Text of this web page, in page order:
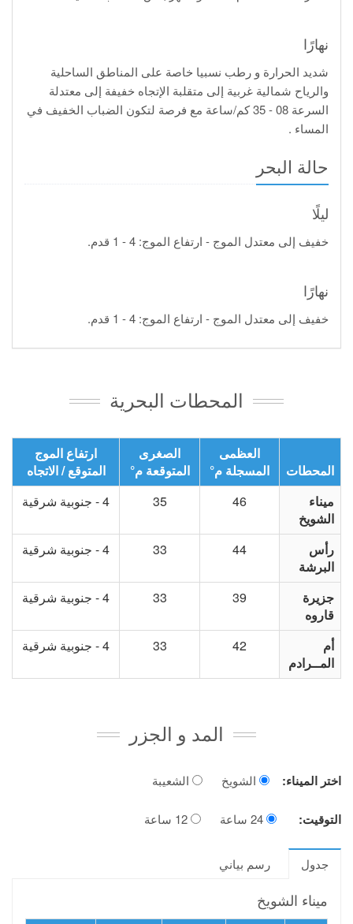
نهارًا
شديد الحرارة و رطب نسبيا خاصة على المناطق الساحلية
والرياح شمالية غربية إلى متقلبة الإتجاه خفيفة إلى معتدلة
السرعة 08 - 35 كم/ساعة مع فرصة لتكون الضباب الخفيف في
المساء .
حالة البحر
ليلًا
خفيف إلى معتدل الموج - ارتفاع الموج: 4 - 1 قدم.
نهارًا
خفيف إلى معتدل الموج - ارتفاع الموج: 4 - 1 قدم.
المحطات البحرية
المحطات
العظمى
المسجلة م°
الصغرى
المتوقعة م°
ارتفاع الموج
المتوقع / الاتجاه
ميناء
الشويخ
46
35 4 - جنوبية شرقية
رأس
البرشة
44
33 4 - جنوبية شرقية
جزيرة
قاروه
39
33 4 - جنوبية شرقية
أم
المــرادم
42
33 4 - جنوبية شرقية
المد و الجزر
اختر الميناء: الشويخ الشعيبة
التوقيت:
جدول رسم بياني
ميناء الشويخ